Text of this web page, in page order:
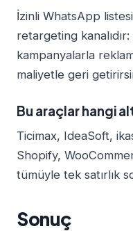
İzinli WhatsApp
retargeting
kampanyalarla
maliyetle geri
Bu araçlar hangi
Ticimax, IdeaSoft,
Shopify,
tümüyle tek satırlık
Sonuç